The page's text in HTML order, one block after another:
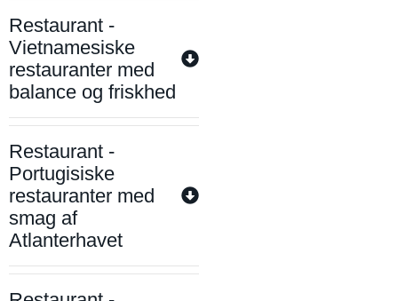
Restaurant -
Vietnamesiske
restauranter med
balance og friskhed
Restaurant -
Portugisiske
restauranter med
smag af
Atlanterhavet